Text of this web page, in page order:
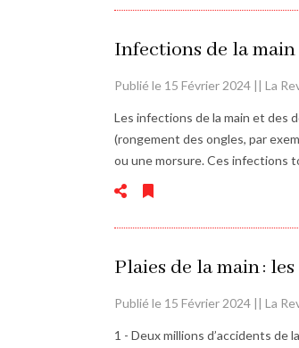
Infections de la main
Publié le 15 Février 2024 || La
Les infections de la main et des
(rongement des ongles, par
ou une morsure. Ces infections
Plaies de la main :
Publié le 15 Février 2024 || La
1 - Deux millions d’accidents de